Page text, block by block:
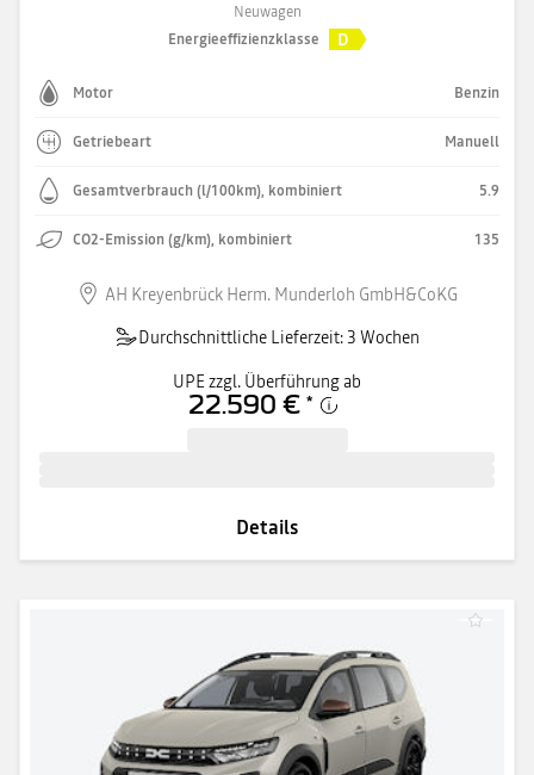
Neuwagen
Energieeffizienzklasse
D
Motor Benzin
Getriebeart Manuell
Gesamtverbrauch (l/100km), kombiniert 5.9
CO2-Emission (g/km), kombiniert 135
AH Kreyenbrück Herm. Munderloh GmbH&CoKG
Durchschnittliche Lieferzeit: 3 Wochen
UPE zzgl. Überführung ab
22.590 € *
Details